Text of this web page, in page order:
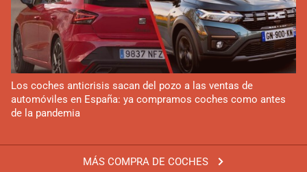
MÁS COMPRA DE COCHES
Los coches anticrisis sacan del pozo a las ventas de
automóviles en España: ya compramos coches como antes
de la pandemia